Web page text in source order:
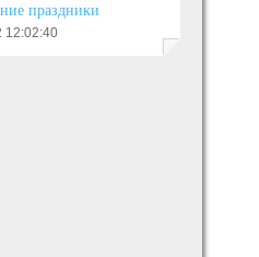
праздники
12:02:40